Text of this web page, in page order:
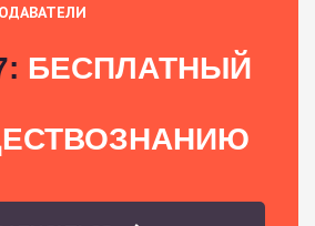
БЕСПЛАТНЫЙ